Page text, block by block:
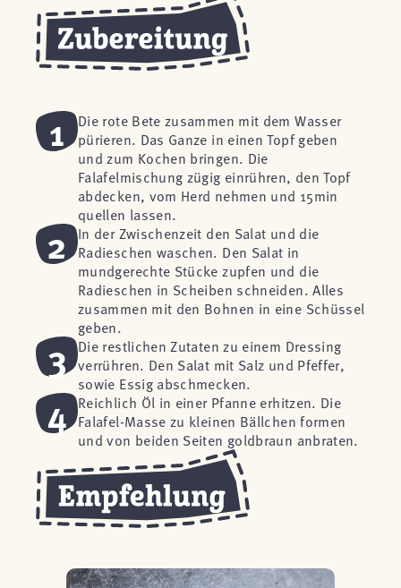
1
Die rote Bete zusammen mit dem Wasser
pürieren. Das Ganze in einen Topf geben
und zum Kochen bringen. Die
Falafelmischung zügig einrühren, den Topf
abdecken, vom Herd nehmen und 15min
quellen lassen.
2
In der Zwischenzeit den Salat und die
Radieschen waschen. Den Salat in
mundgerechte Stücke zupfen und die
Radieschen in Scheiben schneiden. Alles
zusammen mit den Bohnen in eine Schüssel
geben.
3
Die restlichen Zutaten zu einem Dressing
verrühren. Den Salat mit Salz und Pfeffer,
sowie Essig abschmecken.
4
Reichlich Öl in einer Pfanne erhitzen. Die
Falafel-Masse zu kleinen Bällchen formen
und von beiden Seiten goldbraun anbraten.